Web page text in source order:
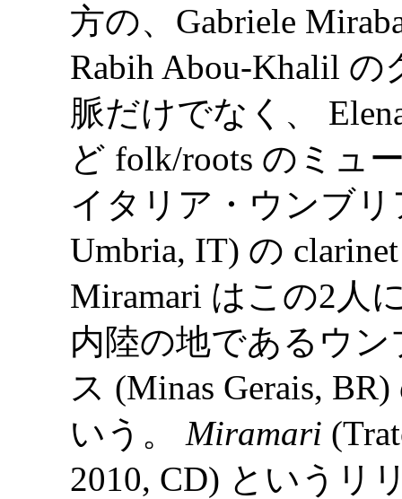
方の、Gabriele
Rabih Abou-Khalil
脈だけでなく、
ど folk/roots のミュ
イタリア・ウンブリ
Umbria, IT) の
Miramari はこの2人
内陸の地であるウ
ス (Minas Gerais,
いう。Miramari
2010, CD) というリ